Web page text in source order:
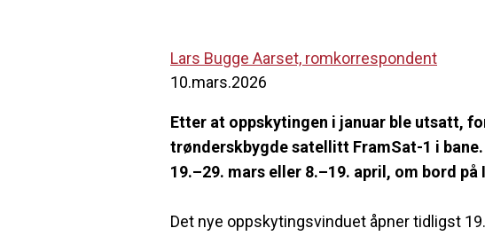
Lars Bugge Aarset, romkorrespondent
10.mars.2026
Etter at oppskytingen i januar ble utsatt,
trønderskbygde satellitt FramSat-1 i
19.–29. mars eller 8.–19. april, om bord
Det nye oppskytingsvinduet åpner tidligst